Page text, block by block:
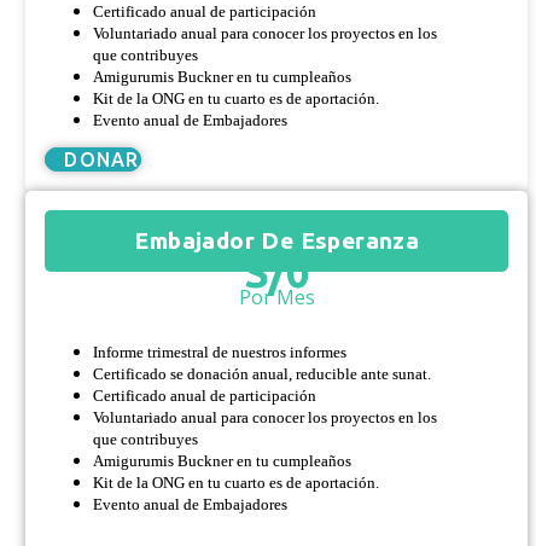
Certificado anual de participación
Voluntariado anual para conocer los proyectos en los
que contribuyes
Amigurumis Buckner en tu cumpleaños
Kit de la ONG en tu cuarto es de aportación.
Evento anual de Embajadores
DONAR
Embajador De Esperanza
S/0
Por Mes
Informe trimestral de nuestros informes
Certificado se donación anual, reducible ante sunat.
Certificado anual de participación
Voluntariado anual para conocer los proyectos en los
que contribuyes
Amigurumis Buckner en tu cumpleaños
Kit de la ONG en tu cuarto es de aportación.
Evento anual de Embajadores